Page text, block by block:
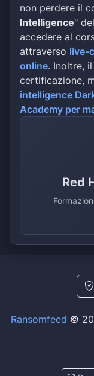
non perdere il
Intelligence"
accedere al
attraverso live-
online. Inoltre,
certificazione,
intelligence
Academy per
Red
Ransomfeed ©